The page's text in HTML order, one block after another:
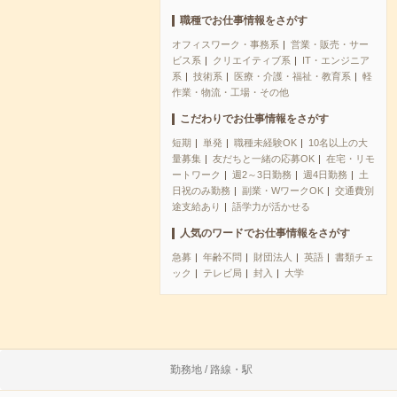
職種でお仕事情報をさがす
オフィスワーク・事務系
営業・販売・サー
ビス系
クリエイティブ系
IT・エンジニア
系
技術系 医療・介護・福祉・教育系
軽
作業・物流・工場・その他
こだわりでお仕事情報をさがす
短期 単発 職種未経験OK
10名以上の大
量募集
友だちと一緒の応募OK
在宅・リモ
ートワーク
週2～3日勤務 週4日勤務
土
日祝のみ勤務
副業・WワークOK
交通費別
途支給あり
語学力が活かせる
人気のワードでお仕事情報をさがす
急募 年齢不問 財団法人 英語
書類チェ
ック
テレビ局 封入 大学
勤務地 / 路線・駅